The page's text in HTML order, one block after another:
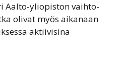
Aalto-yliopiston vaihto-
olivat myös aikanaan
aktiivisina